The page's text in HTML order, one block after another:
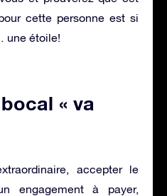
cette personne est si
une étoile!
« va
accepter le
engagement à payer,